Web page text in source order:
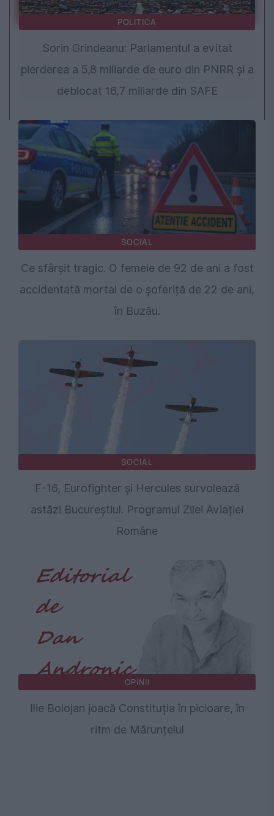
POLITICA
Sorin Grindeanu: Parlamentul a evitat
pierderea a 5,8 miliarde de euro din PNRR și a
deblocat 16,7 miliarde din SAFE
SOCIAL
Ce sfârșit tragic. O femeie de 92 de ani a fost
accidentată mortal de o șoferiță de 22 de ani,
în Buzău.
SOCIAL
F-16, Eurofighter și Hercules survolează
astăzi Bucureștiul. Programul Zilei Aviației
Române
OPINII
Ilie Bolojan joacă Constituția în picioare, în
ritm de Mărunțelul